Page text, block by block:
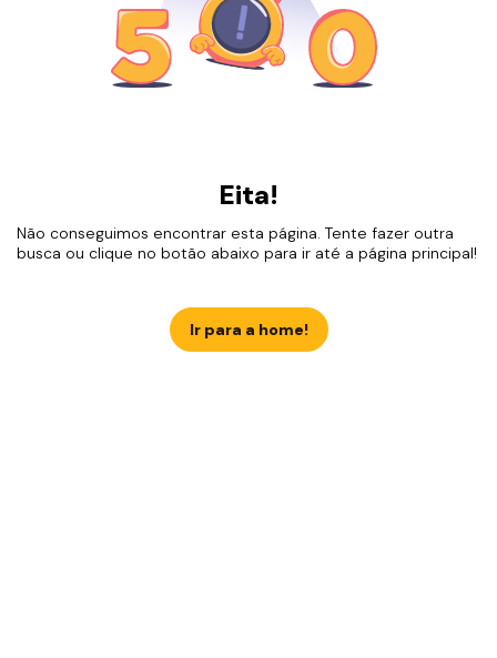
Eita!
Não conseguimos encontrar esta página. Tente fazer outra
busca ou clique no botão abaixo para ir até a página principal!
Ir para a home!